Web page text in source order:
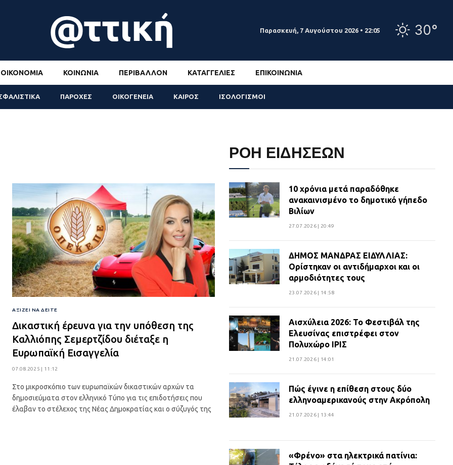
Παρασκευή, 7 Αυγούστου 2026 • 22:05 30°
ΟΙΚΟΝΟΜΊΑ ΚΟΙΝΩΝΊΑ ΠΕΡΙΒΆΛΛΟΝ ΚΑΤΑΓΓΕΛΊΕΣ ΕΠΙΚΟΙΝΩΝΊΑ
ΠΑΡΟΧΕΣ ΟΙΚΟΓΕΝΕΙΑ ΚΑΙΡΟΣ ΙΣΟΛΟΓΙΣΜΟΙ
ΑΞΊΖΕΙ ΝΑ ΔΕΊΤΕ
Δικαστική έρευνα για την υπόθεση της
Καλλιόπης Σεμερτζίδου διέταξε η
Ευρωπαϊκή Εισαγγελία
07.08.2025 | 11:12
Στο μικροσκόπιο των ευρωπαϊκών δικαστικών αρχών τα
δημοσιεύματα στον ελληνικό Τύπο για τις επιδοτήσεις που
έλαβαν το στέλεχος της Νέας Δημοκρατίας και ο σύζυγός της
ΡΟΗ ΕΙΔΗΣΕΩΝ
10 χρόνια μετά παραδόθηκε
ανακαινισμένο το δημοτικό γήπεδο
Βιλίων
27.07.2026 | 20:49
ΔΗΜΟΣ ΜΑΝΔΡΑΣ ΕΙΔΥΛΛΙΑΣ:
Ορίστηκαν οι αντιδήμαρχοι και οι
αρμοδιότητες τους
23.07.2026 | 14:58
Αισχύλεια 2026: Το Φεστιβάλ της
Ελευσίνας επιστρέφει στον
Πολυχώρο ΙΡΙΣ
21.07.2026 | 14:01
Πώς έγινε η επίθεση στους δύο
ελληνοαμερικανούς στην Ακρόπολη
21.07.2026 | 13:44
«Φρένο» στα ηλεκτρικά πατίνια: